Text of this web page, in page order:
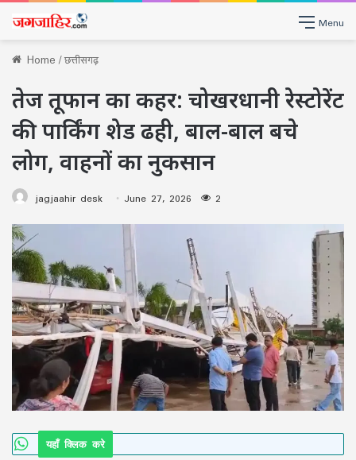
Menu
Home/छत्तीसगढ़
तेज तूफान का कहर: चोखरधानी रेस्टोरेंट
की पार्किंग शेड ढही, बाल-बाल बचे
लोग, वाहनों का नुकसान
jagjaahir desk June 27, 2026 2
यहाँ क्लिक करे